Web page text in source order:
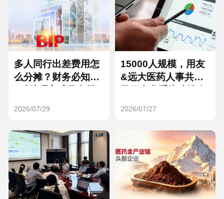
Turkey
Hungary Mexico
Hong Kong Macau
多人同行出差费用怎
么分摊？财务必知的
2026/07/29
15000人规模，用友
&远大医药人事共享
2026/07/27